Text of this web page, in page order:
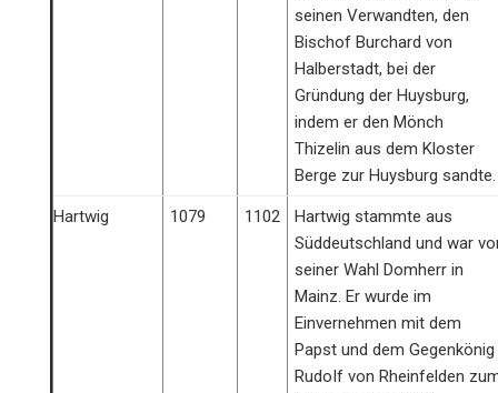
seinen Verwandten, den
Bischof Burchard von
Halberstadt, bei der
Gründung der Huysburg,
indem er den Mönch
Thizelin aus dem Kloster
Berge zur Huysburg sandte.
Hartwig 1079 1102
Hartwig stammte aus
Süddeutschland und war
seiner Wahl Domherr in
Mainz. Er wurde im
Einvernehmen mit dem
Papst und dem Gegenkönig
RudoIf von Rheinfelden